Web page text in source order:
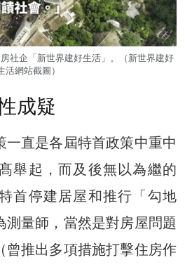
社企「新世界建好生活」。（新世界建好
活網站截圖）
成疑
一直是各屆特首政策中重中
舉起，而及後無以為繼的
首停建居屋和推行「勾地
測量師，當然是對房屋問題
曾推出多項措施打擊住房作